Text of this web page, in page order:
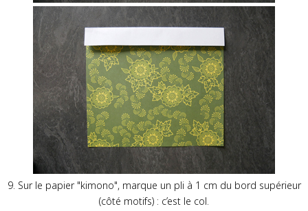
9. Sur le papier "kimono", marque un pli à 1 cm du bord supérieur
(côté motifs) : c’est le col.